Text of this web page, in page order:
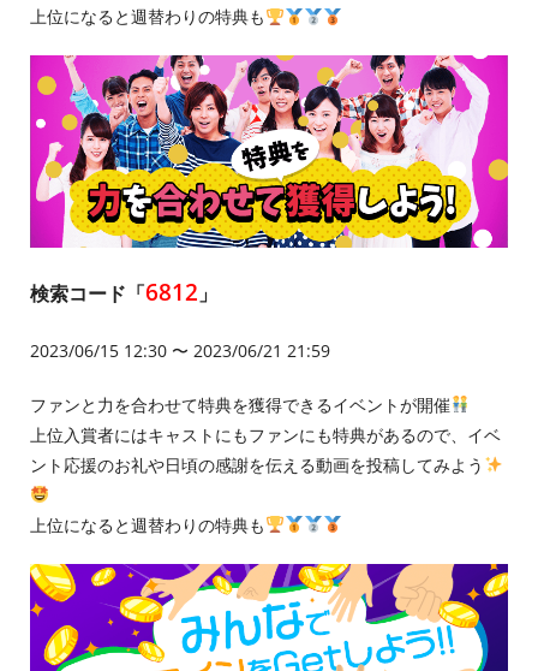
上位になると週替わりの特典も
検索コード「6812 」
2023/06/15 12:30 〜 2023/06/21 21:59
ファンと力を合わせて特典を獲得できるイベントが開催
上位入賞者にはキャストにもファンにも特典があるので、イベ
ント応援のお礼や日頃の感謝を伝える動画を投稿してみよう
上位になると週替わりの特典も